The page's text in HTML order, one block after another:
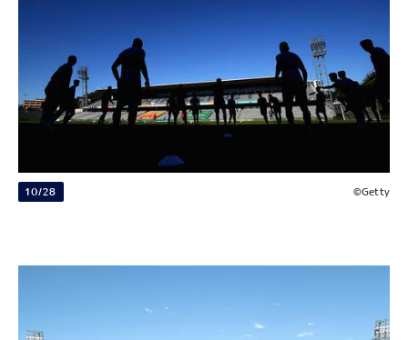
10/28 ©Getty